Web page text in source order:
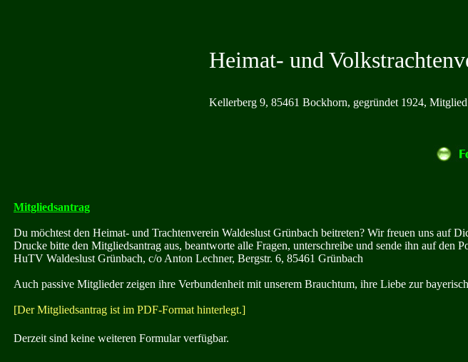
Heimat- und
Kellerberg 9, 85461 Bockhorn, gegründet 1924,
Mitgliedsantrag
Du möchtest den Heimat- und Trachtenverein Waldeslust Grünbach beitreten? Wir freuen uns auf
Drucke bitte den Mitgliedsantrag aus, beantworte alle Fragen, unterschreibe und sende ihn auf den
HuTV Waldeslust Grünbach, c/o Anton Lechner, Bergstr. 6, 85461 Grünbach
Auch passive Mitglieder zeigen ihre Verbundenheit mit unserem Brauchtum, ihre Liebe zur
[Der Mitgliedsantrag ist im PDF-Format hinterlegt.]
Derzeit sind keine weiteren Formular verfügbar.